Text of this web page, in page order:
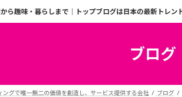
ら趣味・暮らしまで｜トップブログは日本の最新トレン
ブログ
ングで唯一無二の価値を創造し、サービス提供する会社 ブログ